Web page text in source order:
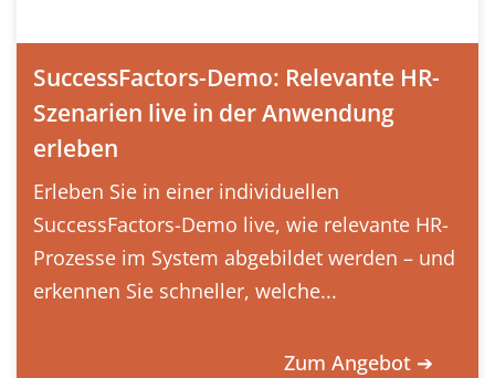
SuccessFactors-Demo: Relevante HR-
Szenarien live in der Anwendung
erleben
Erleben Sie in einer individuellen
SuccessFactors-Demo live, wie relevante HR-
Prozesse im System abgebildet werden – und
erkennen Sie schneller, welche...
Zum Angebot ➔